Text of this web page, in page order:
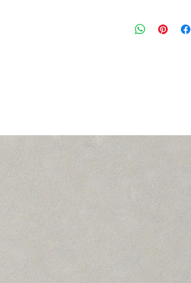
ריפוד פנימי - ניתן להסרה